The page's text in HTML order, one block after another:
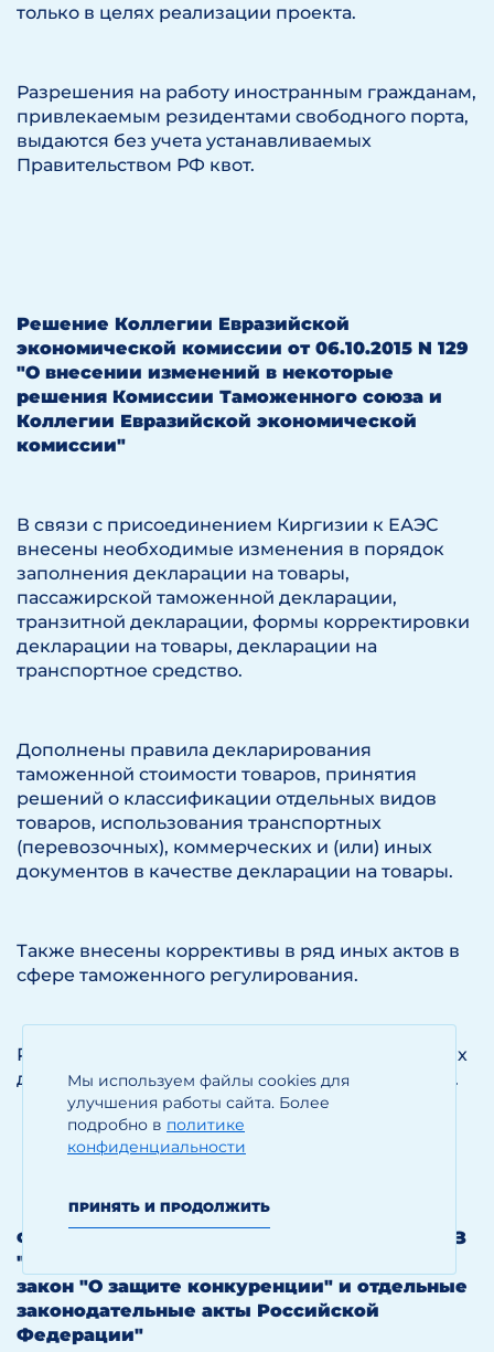
Мы используем файлы cookies для
улучшения работы сайта. Более
подробно в политике
конфиденциальности
ПРИНЯТЬ И ПРОДОЛЖИТЬ
только в целях реализации проекта.
Разрешения на работу иностранным гражданам,
привлекаемым резидентами свободного порта,
выдаются без учета устанавливаемых
Правительством РФ квот.
Решение Коллегии Евразийской
экономической комиссии от 06.10.2015 N 129
"О внесении изменений в некоторые
решения Комиссии Таможенного союза и
Коллегии Евразийской экономической
комиссии"
В связи с присоединением Киргизии к ЕАЭС
внесены необходимые изменения в порядок
заполнения декларации на товары,
пассажирской таможенной декларации,
транзитной декларации, формы корректировки
декларации на товары, декларации на
транспортное средство.
Дополнены правила декларирования
таможенной стоимости товаров, принятия
решений о классификации отдельных видов
товаров, использования транспортных
(перевозочных), коммерческих и (или) иных
документов в качестве декларации на товары.
Также внесены коррективы в ряд иных актов в
сфере таможенного регулирования.
Решение вступает в силу через 30 календарных
дней с даты его официального опубликования.
Федеральный закон от 05.10.2015 г. N 275-ФЗ
"О внесении изменений в Федеральный
закон "О защите конкуренции" и отдельные
законодательные акты Российской
Федерации"